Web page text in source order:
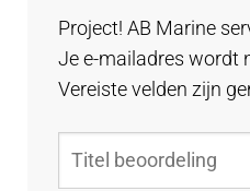
Project! AB Marine
Je e-mailadres wordt
Vereiste velden zijn